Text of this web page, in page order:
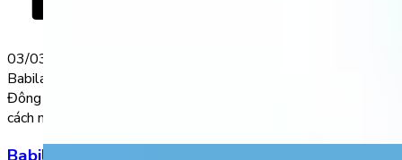
03/03/2023
Babilala đã chinh phục hàng triệu phụ huynh - học sinh tại
Đông Nam Á và vươn lên top đầu về tốc độ tăng trưởng một
cách ngoạn mục!